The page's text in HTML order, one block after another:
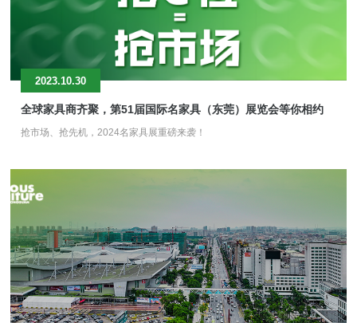
2023.10.30
全球家具商齐聚，第51届国际名家具（东莞）展览会等你相约
抢市场、抢先机，2024名家具展重磅来袭！